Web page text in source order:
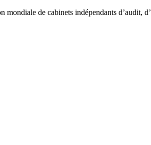
de cabinets indépendants d’audit,